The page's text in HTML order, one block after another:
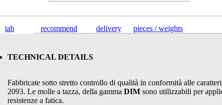
tab recommend delivery pieces / weights
TECHNICAL DETAILS
Fabbricate sotto stretto controllo di qualità in conformità alle
2093. Le molle a tazza, della gamma DIM sono utilizzabili per
resistenze a fatica.